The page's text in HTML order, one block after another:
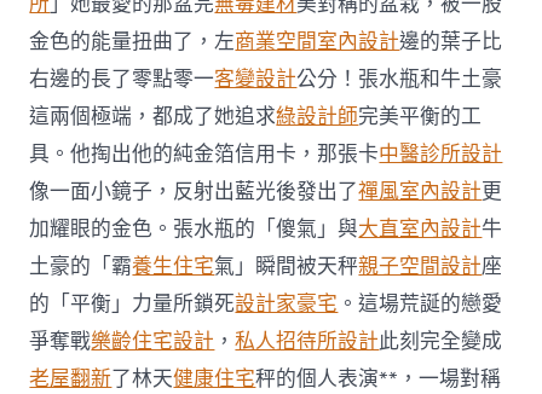
Rob
Reiner
與
妻
陳
尸
家
中
疑
遭
親
兒
殺
害〉
中
金色的能量扭曲了，左商業空間室內設計邊的葉子比
右邊的長了零點零一客變設計公分！張水瓶和牛土豪
這兩個極端，都成了她追求綠設計師完美平衡的工
具。他掏出他的純金箔信用卡，那張卡中醫診所設計
像一面小鏡子，反射出藍光後發出了禪風室內設計更
加耀眼的金色。張水瓶的「傻氣」與大直室內設計牛
土豪的「霸養生住宅氣」瞬間被天秤親子空間設計座
的「平衡」力量所鎖死設計家豪宅 。這場荒誕的戀愛
爭奪戰樂齡住宅設計 ，私人招待所設計此刻完全變成
老屋翻新了林天健康住宅秤的個人表演**，一場對稱